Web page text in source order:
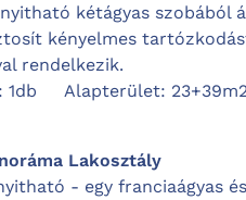
kétágyas szobából
kényelmes
rendelkezik.
1db Alapterület:
Lakosztály
- egy franciaágyas